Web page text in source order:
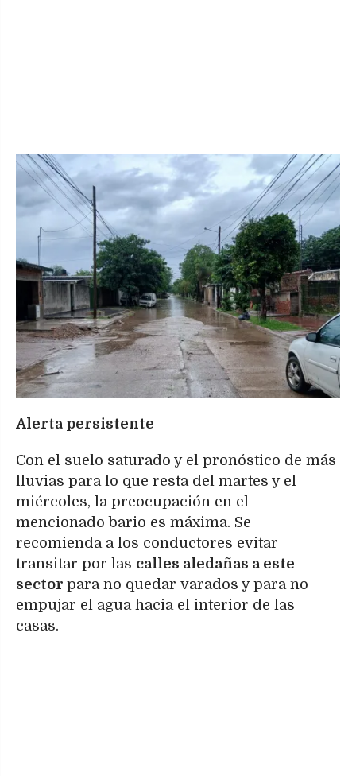
Alerta persistente
Con el suelo saturado y el pronóstico de más
lluvias para lo que resta del martes y el
miércoles, la preocupación en el
mencionado bario es máxima. Se
recomienda a los conductores evitar
transitar por las calles aledañas a este
sector para no quedar varados y para no
empujar el agua hacia el interior de las
casas.